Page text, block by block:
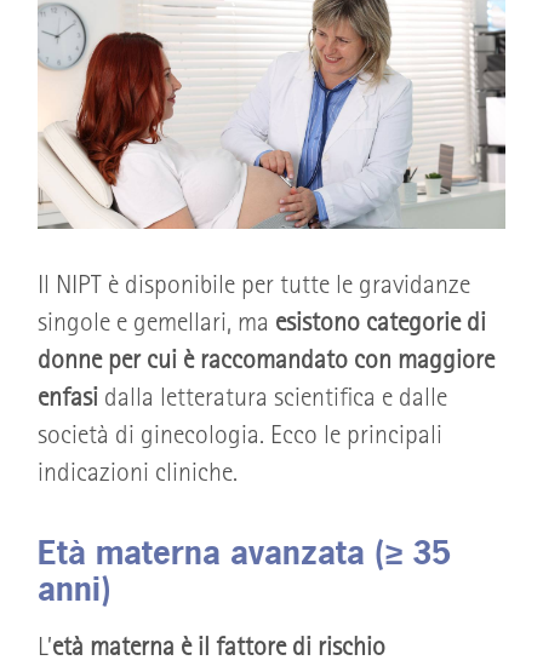
Il NIPT è disponibile per tutte le gravidanze
singole e gemellari, ma esistono categorie di
donne per cui è raccomandato con maggiore
enfasi dalla letteratura scientifica e dalle
società di ginecologia. Ecco le principali
indicazioni cliniche.
Età materna avanzata (≥ 35
anni)
L’età materna è il fattore di rischio